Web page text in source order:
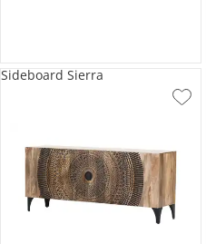
Sideboard Sierra